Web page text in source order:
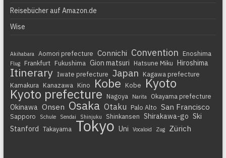
Reisebücher auf Amazon.de
Wise
Akihabara Aomori prefecture Connichi Convention Enoshima
Flug Frankfurt Fukushima Gion matsuri Hatsune Miku Hiroshima
Itinerary Iwate prefecture Japan
Kagawa prefecture
Kamakura
Kanazawa Kino Kobe Kobe Kyoto
Kyoto prefecture Nagoya Narita Okayama prefecture
Okinawa Onsen Osaka Otaku Palo Alto San Francisco
Sapporo Schule Sendai Shinjuku Shinkansen Shirakawa-go Ski
Stanford Takayama Tokyo Uni Vocaloid Zug Zürich